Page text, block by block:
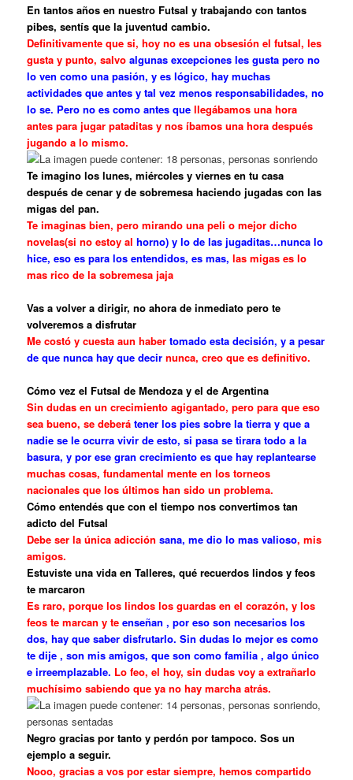
En tantos años en nuestro Futsal y trabajando con tantos
pibes, sentís que la juventud cambio.
Definitivamente que si, hoy no es unaobsesión el futsal, les
gusta y punto, salvoalgunas excepciones les gusta pero no
lo ven como una pasión, y es lógico, hay muchas
actividades que antes y tal vez menos responsabilidades, no
lo se. Pero no es como antes que llegábamos una hora
antes para jugar pataditas y nos íbamos una hora después
jugando a lo mismo.
Te imagino los lunes, miércoles y viernes en tu casa
después de cenar y de sobremesa haciendo jugadas con las
migas del pan.
Te imaginas bien, pero mirando una peli o mejor dicho
novelas(si no estoy alhorno) y lo de las jugaditas…nunca lo
hice, eso es para los entendidos, es mas, las migas es lo
mas rico de la sobremesa jaja
Vas a volver a dirigir, no ahora de inmediato pero te
volveremos a disfrutar
Me costó y cuesta aun habertomado estadecisión, y a pesar
de que nunca hay que decir nunca, creo que es definitivo.
Cómo vez el Futsal de Mendoza y el de Argentina
Sin dudas en un crecimiento agigantado, pero para que eso
sea bueno, se deberátener los pies sobre la tierra y que a
nadie se le ocurra vivir de esto, si pasa se tirara todo a la
basura, y por ese gran crecimiento es que hay replantearse
muchas cosas, fundamental mente en los torneos
nacionales que los últimos han sido un problema.
Cómo entendés que con el tiempo nos convertimos tan
adicto del Futsal
Debe ser la única adicción sana, me dio lo mas valioso, mis
amigos.
Estuviste una vida en Talleres, qué recuerdos lindos y feos
te marcaron
Es raro, porque los lindos los guardas en el corazón, y los
feos te marcan y teenseñan , por eso son necesarios los
dos, hay que saber disfrutarlo. Sin dudas lo mejor es como
te dije , son mis amigos, que son como familia , algo único
e irreemplazable. Lo feo, el hoy, sin dudas voy a extrañarlo
muchísimo sabiendo que ya no hay marcha atrás.
Negro gracias por tanto y perdón por tampoco. Sos un
ejemplo a seguir.
Nooo, gracias a vos por estar siempre, hemos compartido